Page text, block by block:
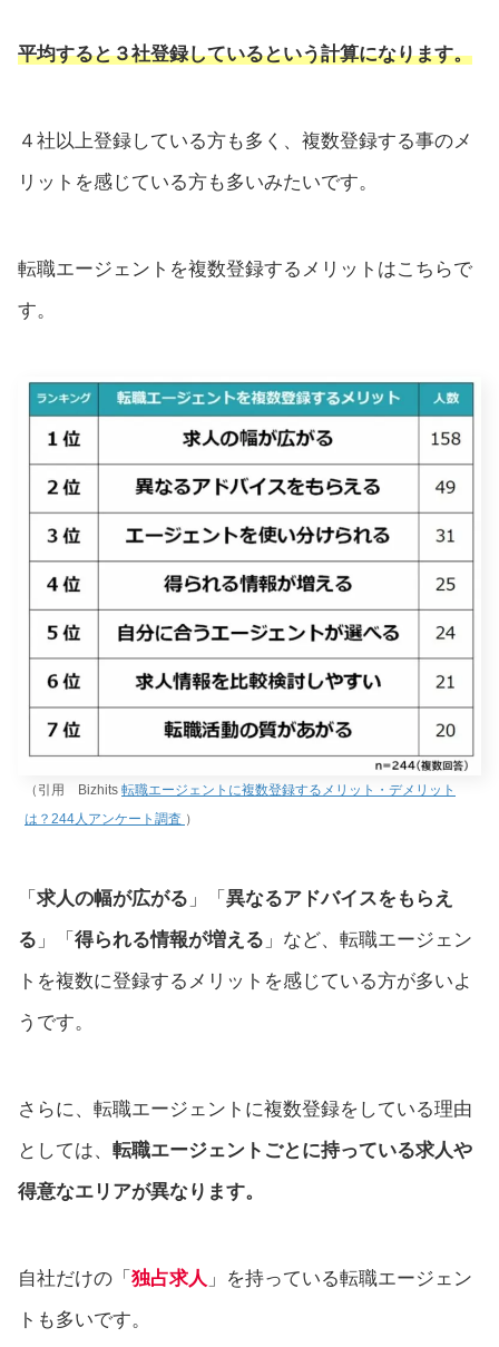
平均すると３社登録しているという計算になります。
４社以上登録している方も多く、複数登録する事のメ
リットを感じている方も多いみたいです。
転職エージェントを複数登録するメリットはこちらで
す。
（引用 Bizhits 転職エージェントに複数登録するメリット・デメリット
は？244人アンケート調査 ）
「 求人の幅が広がる 」「 異なるアドバイスをもらえ
る 」「 得られる情報が増える 」など、転職エージェン
トを複数に登録するメリットを感じている方が多いよ
うです。
さらに、転職エージェントに複数登録をしている理由
としては、 転職エージェントごとに持っている求人や
得意なエリアが異なります。
自社だけの「 独占求人 」を持っている転職エージェン
トも多いです。